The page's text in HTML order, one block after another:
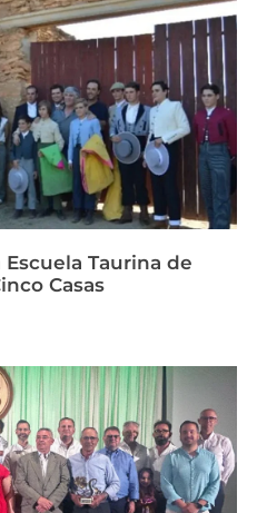
Taurina de
Casas